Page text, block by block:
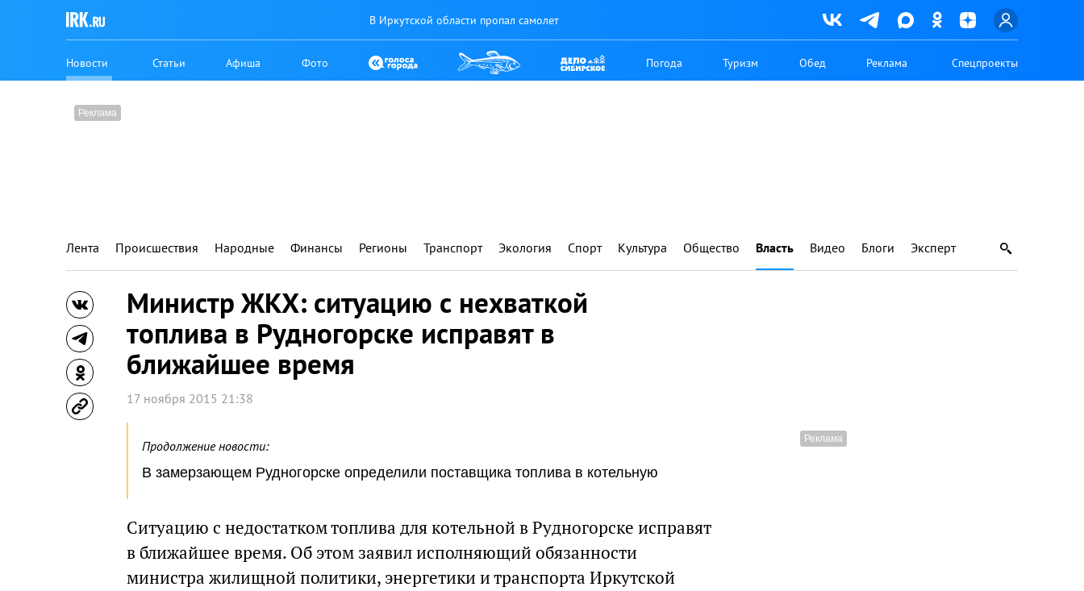
В Иркутской области пропал самолет
Новости Статьи Афиша Фото Погода Туризм Обед Реклама Спецпроекты
Лента Происшествия Народные Финансы Регионы Транспорт Экология Спорт Культура Общество Власть Видео Блоги Эксперт
Министр ЖКХ: ситуацию с нехваткой
топлива в Рудногорске исправят в
ближайшее время
17 ноября 2015 21:38
Продолжение новости:
В замерзающем Рудногорске определили поставщика топлива в котельную
Ситуацию с недостатком топлива для котельной в Рудногорске исправят
в ближайшее время. Об этом заявил исполняющий обязанности
министра жилищной политики, энергетики и транспорта Иркутской